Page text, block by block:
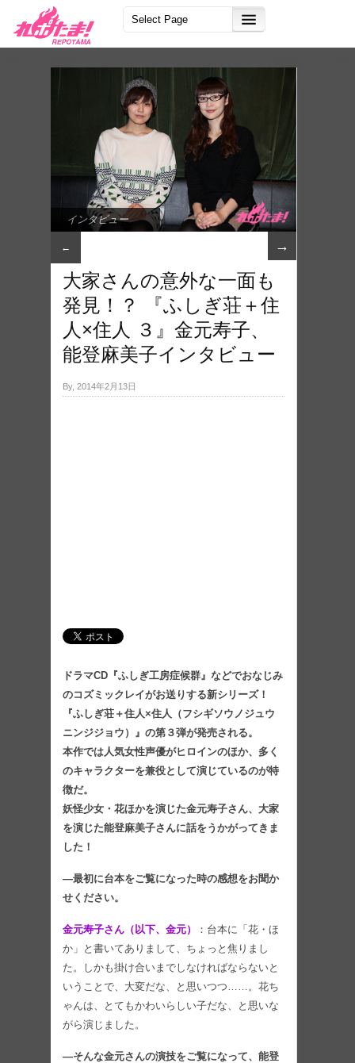
インタビュー
← →
大家さんの意外な一面も
発見！？ 『ふしぎ荘＋住
人×住人 ３』金元寿子、
能登麻美子インタビュー
By, 2014年2月13日
ドラマCD『ふしぎ工房症候群』などでおなじみ
のコズミックレイがお送りする新シリーズ！
『ふしぎ荘＋住人×住人（フシギソウノジュウ
ニンジジョウ）』の第３弾が発売される。
本作では人気女性声優がヒロインのほか、多く
のキャラクターを兼役として演じているのが特
徴だ。
妖怪少女・花ほかを演じた金元寿子さん、大家
を演じた能登麻美子さんに話をうかがってきま
した！
―最初に台本をご覧になった時の感想をお聞か
せください。
金元寿子さん（以下、金元）
：台本に「花・ほ
か」と書いてありまして、ちょっと焦りまし
た。しかも掛け合いまでしなければならないと
いうことで、大変だな、と思いつつ……。花ち
ゃんは、とてもかわいらしい子だな、と思いな
がら演じました。
―そんな金元さんの演技をご覧になって、能登